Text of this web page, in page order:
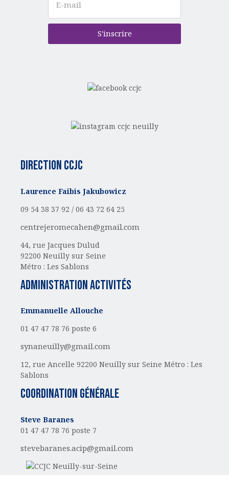
S'inscrire
Direction CCJC
Laurence Faibis Jakubowicz
09 54 38 37 92 / 06 43 72 64 25
centrejeromecahen@gmail.com
44, rue Jacques Dulud
92200 Neuilly sur Seine
Métro : Les Sablons
administration activités
Emmanuelle Allouche
01 47 47 78 76 poste 6
synaneuilly@gmail.com
12, rue Ancelle 92200 Neuilly sur Seine Métro : Les
Sablons
Coordination générale
Steve Baranes
01 47 47 78 76 poste 7
stevebaranes.acip@gmail.com